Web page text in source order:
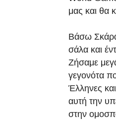
μας και θα
Βάσω
σάλα και
Ζήσαμε
γεγονότα
Έλληνες
αυτή την
στην